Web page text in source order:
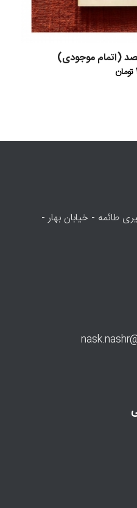
(اتمام موجودی)
تومان
طائمه - خیابان بهار -